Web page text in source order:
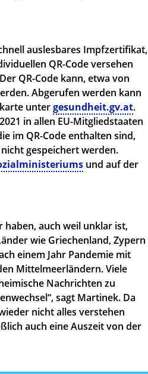
auslesbares Impfzertifikat,
QR-Code versehen
QR-Code kann, etwa von
Abgerufen werden kann
untergesundheit.gv.at.
in allen EU-Mitgliedstaaten
im QR-Code enthalten sind,
gespeichert werden.
und auf der
auch weil unklar ist,
wie Griechenland, Zypern
einem Jahr Pandemie mit
Mittelmeerländern. Viele
Nachrichten zu
sagt Martinek. Da
nicht alles verstehen
auch eine Auszeit von der